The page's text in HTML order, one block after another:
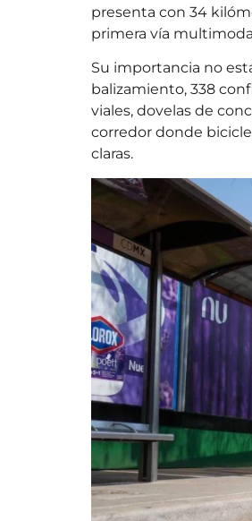
presenta con 34
primera vía
Su importancia no
balizamiento, 338
viales, dovelas de
corredor donde
claras.